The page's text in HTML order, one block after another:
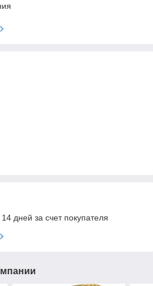
дней за счет покупателя